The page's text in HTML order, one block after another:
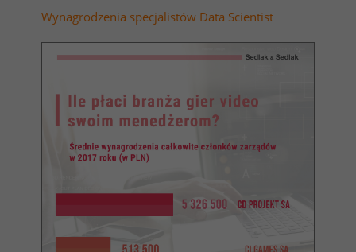
Wynagrodzenia specjalistów Data Scientist